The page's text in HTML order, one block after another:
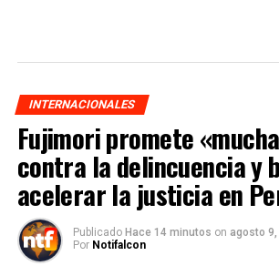
INTERNACIONALES
Fujimori promete
contra la delincuencia y
acelerar la justicia en
Publicado Hace 14 minutos on agosto 9,
Por Notifalcon